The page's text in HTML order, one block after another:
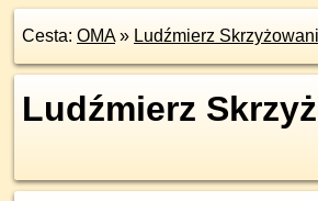
Cesta: OMA» Ludźmierz
Ludźmierz